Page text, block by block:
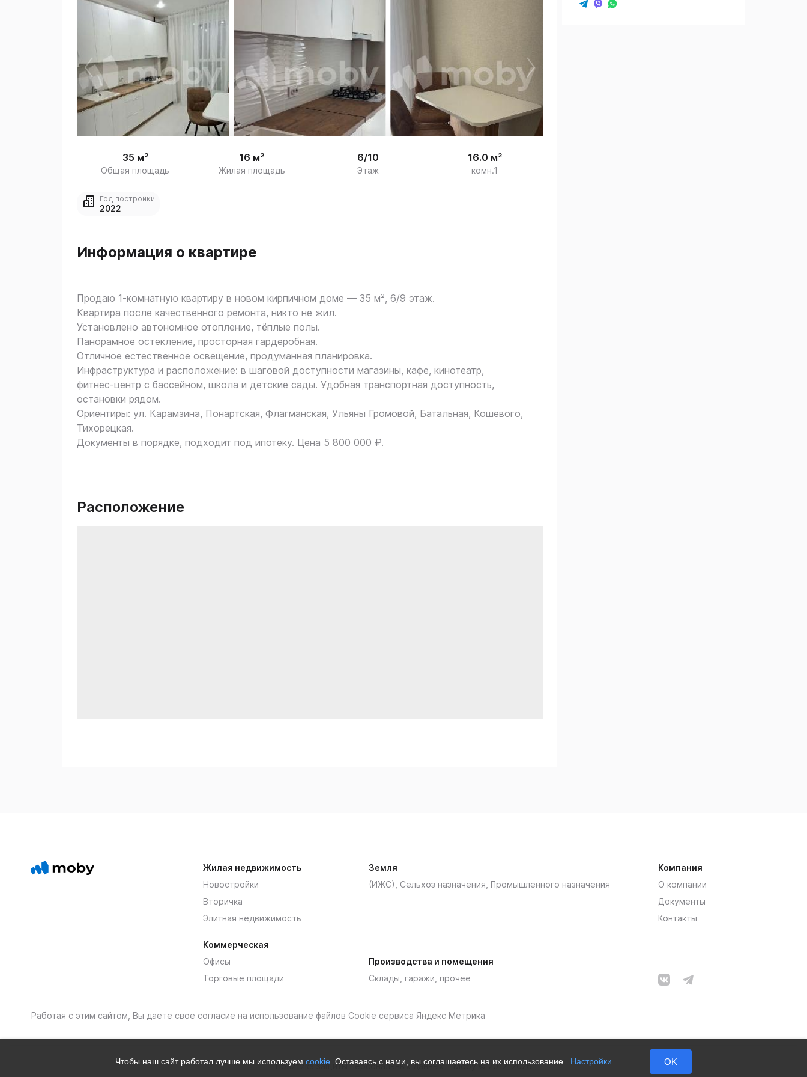
Чтобы наш сайт работал лучше мы используем cookie . Оставаясь с нами, вы соглашаетесь на их использование. Настройки OK
1
/
14
35 м²
Общая площадь
16 м²
Жилая площадь
6/10
Этаж
16.0 м²
комн.1
Год постройки
2022
Информация о квартире
Продаю 1‑комнатную квартиру в новом кирпичном доме — 35 м², 6/9 этаж.
Квартира после качественного ремонта, никто не жил.
Установлено автономное отопление, тёплые полы.
Панорамное остекление, просторная гардеробная.
Отличное естественное освещение, продуманная планировка.
Инфраструктура и расположение: в шаговой доступности магазины, кафе, кинотеатр,
фитнес‑центр с бассейном, школа и детские сады. Удобная транспортная доступность,
остановки рядом.
Ориентиры: ул. Карамзина, Понартская, Флагманская, Ульяны Громовой, Батальная, Кошевого,
Тихорецкая.
Документы в порядке, подходит под ипотеку. Цена 5 800 000 ₽.
Расположение
Жилая недвижимость
Новостройки
Вторичка
Элитная недвижимость
Коммерческая
Офисы
Торговые площади
Земля
(ИЖС), Сельхоз назначения, Промышленного назначения
Производства и помещения
Склады, гаражи, прочее
Компания
О компании
Документы
Контакты
Работая с этим сайтом, Вы даете свое согласие на использование файлов Cookie сервиса Яндекс Метрика
Политика защиты персональных данных Moby © 2012–2026